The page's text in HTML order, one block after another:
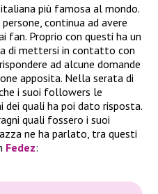
italiana più famosa al mondo.
continua ad avere
fan. Proprio con questi ha un
di mettersi in contatto con
ad alcune domande
apposita. Nella serata di
i suoi followers le
dei quali ha poi dato risposta.
quali fossero i suoi
ne ha parlato, tra questi
Fedez: